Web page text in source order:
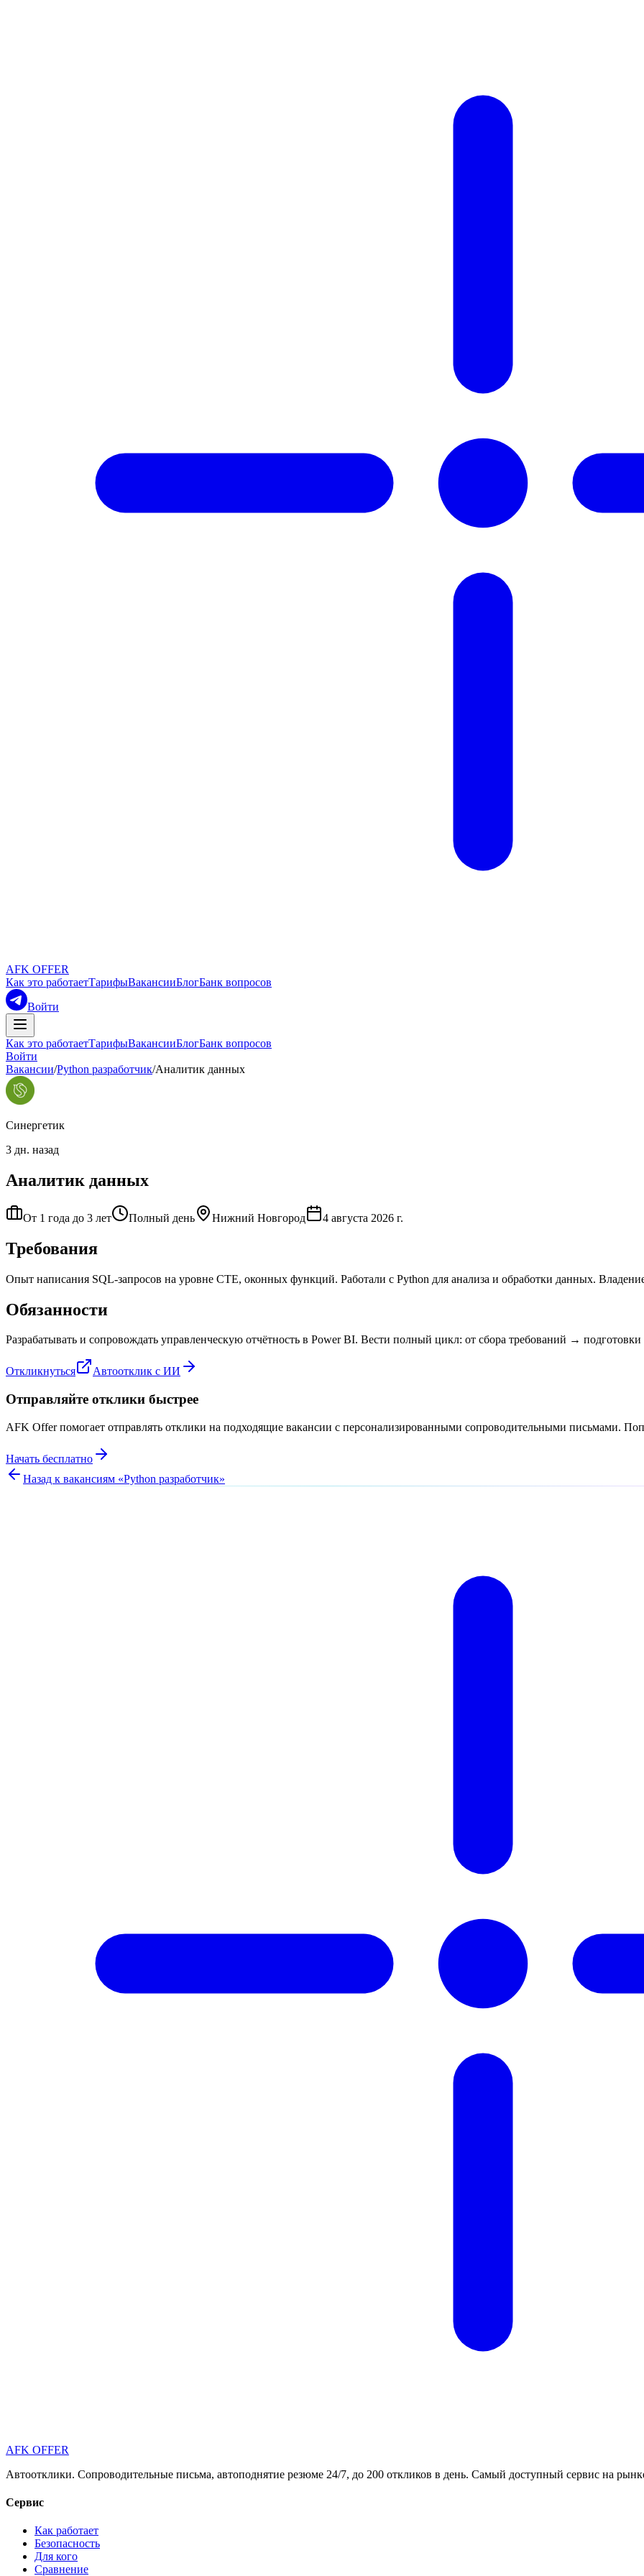
AFK OFFER
Как это работаетТарифыВакансииБлогБанк вопросов
Войти
Как это работаетТарифыВакансииБлогБанк вопросов
Войти
Вакансии/Python разработчик/Аналитик данных
Синергетик
3 дн. назад
Аналитик данных
От 1 года до 3 лет Полный день Нижний Новгород 4 августа 2026 г.
Требования
Опыт написания SQL-запросов на уровне CTE, оконных функций. Работали с Python для анализа и обработки данных.
Обязанности
Разрабатывать и сопровождать управленческую отчётность в Power BI. Вести полный цикл: от сбора требований →
Откликнуться Автоотклик с ИИ
Отправляйте отклики быстрее
AFK Offer помогает отправлять отклики на подходящие вакансии с персонализированными сопроводительными письмами.
Начать бесплатно
Назад к вакансиям «Python разработчик»
AFK OFFER
Автоотклики. Сопроводительные письма, автоподнятие резюме 24/7, до 200 откликов в день. Самый доступный сервис на
Сервис
Как работает
Безопасность
Для кого
Сравнение